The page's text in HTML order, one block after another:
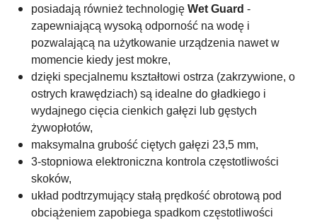
posiadają również technologię Wet Guard -
zapewniającą wysoką odporność na wodę i
pozwalającą na użytkowanie urządzenia nawet w
momencie kiedy jest mokre,
dzięki specjalnemu kształtowi ostrza (zakrzywione, o
ostrych krawędziach) są idealne do gładkiego i
wydajnego cięcia cienkich gałęzi lub gęstych
żywopłotów,
maksymalna grubość ciętych gałęzi 23,5 mm,
3-stopniowa elektroniczna kontrola częstotliwości
skoków,
układ podtrzymujący stałą prędkość obrotową pod
obciążeniem zapobiega spadkom częstotliwości